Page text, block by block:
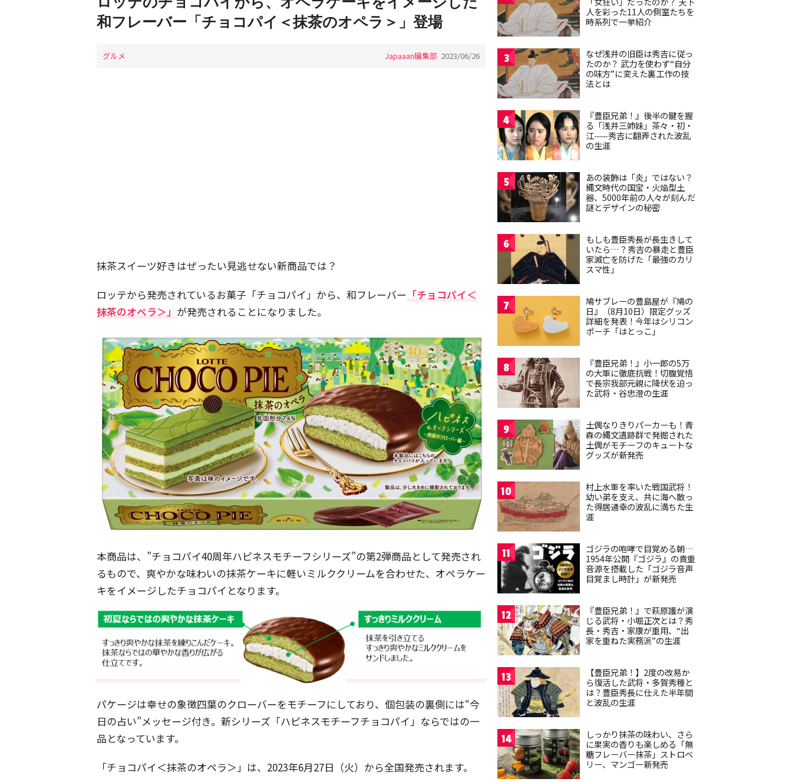
和フレーバー「チョコパイ＜抹茶のオペラ＞」登場
グルメ Japaaan編集部 2023/06/26
抹茶スイーツ好きはぜったい見逃せない新商品では？
ロッテから発売されているお菓子「チョコパイ」から、和フレーバー 「チョコパイ＜
抹茶のオペラ＞」 が発売されることになりました。
本商品は、”チョコパイ40周年ハピネスモチーフシリーズ”の第2弾商品として発売され
るもので、爽やかな味わいの抹茶ケーキに軽いミルククリームを合わせた、オペラケー
キをイメージしたチョコパイとなります。
パケージは幸せの象徴四葉のクローバーをモチーフにしており、個包装の裏側には“今
日の占い”メッセージ付き。新シリーズ「ハピネスモチーフチョコパイ」ならではの一
品となっています。
「チョコパイ＜抹茶のオペラ＞」は、2023年6月27日（火）から全国発売されます。
人を彩った11人の側室たちを
時系列で一挙紹介
3
なぜ浅井の旧臣は秀吉に従っ
たのか？ 武力を使わず“自分
の味方”に変えた裏工作の技
法とは
4
『豊臣兄弟！』後半の鍵を握
る「浅井三姉妹」茶々・初・
江——秀吉に翻弄された波乱
の生涯
5
あの装飾は「炎」ではない？
縄文時代の国宝・火焔型土
器、5000年前の人々が刻んだ
謎とデザインの秘密
6
もしも豊臣秀長が長生きして
いたら…？秀吉の暴走と豊臣
家滅亡を防げた「最強のカリ
スマ性」
7
鳩サブレーの豊島屋が『鳩の
日』（8月10日）限定グッズ
詳細を発表！今年はシリコン
ポーチ「はとっこ」
8
『豊臣兄弟！』小一郎の5万
の大軍に徹底抗戦！切腹覚悟
で長宗我部元親に降伏を迫っ
た武将・谷忠澄の生涯
9
土偶なりきりパーカーも！青
森の縄文遺跡群で発掘された
土偶がモチーフのキュートな
グッズが新発売
10
村上水軍を率いた戦国武将！
幼い弟を支え、共に海へ散っ
た得居通幸の波乱に満ちた生
涯
11
ゴジラの咆哮で目覚める朝…
1954年公開『ゴジラ』の貴重
音源を搭載した「ゴジラ音声
目覚まし時計」が新発売
12
『豊臣兄弟！』で萩原護が演
じる武将・小堀正次とは？秀
長・秀吉・家康が重用、“出
家を重ねた実務派”の生涯
13
【豊臣兄弟！】2度の改易か
ら復活した武将・多賀秀種と
は？豊臣秀長に仕えた半年間
と波乱の生涯
14
しっかり抹茶の味わい、さら
に果実の香りも楽しめる「無
糖フレーバー抹茶」ストロベ
リー、マンゴー新発売